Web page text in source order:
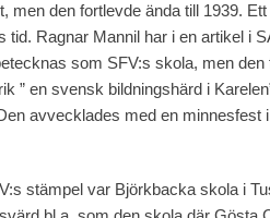
men den fortlevde ända till 1939.
tid. Ragnar Mannil har i en artikel i
som SFV:s skola, men
” en svensk bildningshärd i
avvecklades med en
stämpel var Björkbacka skola i